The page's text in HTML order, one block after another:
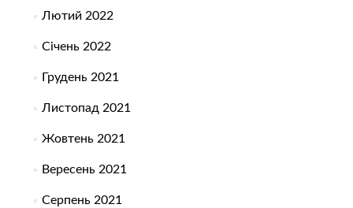
Лютий 2022
Січень 2022
Грудень 2021
Листопад 2021
Жовтень 2021
Вересень 2021
Серпень 2021